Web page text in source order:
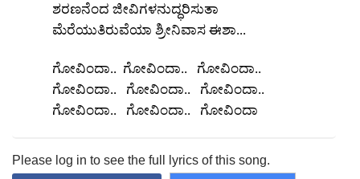
ಶರಣನೆಂದ ಜೀವಿಗಳನುದ್ಧರಿಸುತಾ
ಮೆರೆಯುತಿರುವೆಯಾ ಶ್ರೀನಿವಾಸ ಈಶಾ...
ಗೋವಿಂದಾ.. ಗೋವಿಂದಾ.. ಗೋವಿಂದಾ..
ಗೋವಿಂದಾ.. ಗೋವಿಂದಾ.. ಗೋವಿಂದಾ..
ಗೋವಿಂದಾ.. ಗೋವಿಂದಾ.. ಗೋವಿಂದಾ
Please log in to see the full lyrics of this song.